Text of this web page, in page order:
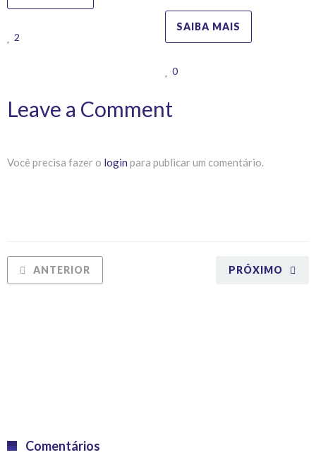
2
SAIBA MAIS
0
Leave a Comment
Você precisa fazer o login para publicar um comentário.
PRÓXIMO
ANTERIOR
Comentários